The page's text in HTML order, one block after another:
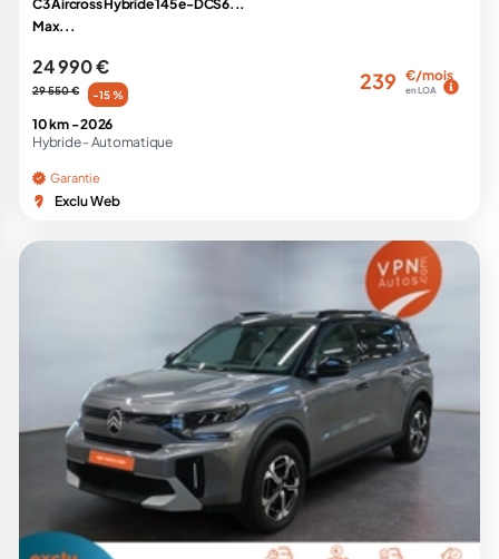
C3 Aircross Hybride 145 e-DCS6...
Max...
24 990 €
29 550 € -15 %
239 €/mois
en LOA
10 km -2026
Hybride - Automatique
Garantie
Exclu Web